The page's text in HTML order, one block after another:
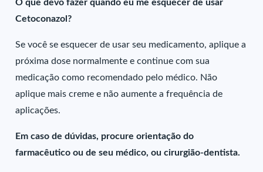
O que devo fazer quando eu me esquecer de usar
Cetoconazol?
Se você se esquecer de usar seu medicamento, aplique a
próxima dose normalmente e continue com sua
medicação como recomendado pelo médico. Não
aplique mais creme e não aumente a frequência de
aplicações.
Em caso de dúvidas, procure orientação do
farmacêutico ou de seu médico, ou cirurgião-dentista.